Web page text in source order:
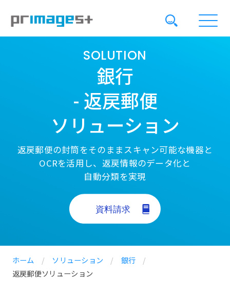
SOLUTION
銀行
- 返戻郵便
ソリューション
返戻郵便の封筒をそのままスキャン可能な機器と
OCRを活用し、返戻情報のデータ化と
自動分類を実現
ホーム / ソリューション / 銀行
/
返戻郵便ソリューション